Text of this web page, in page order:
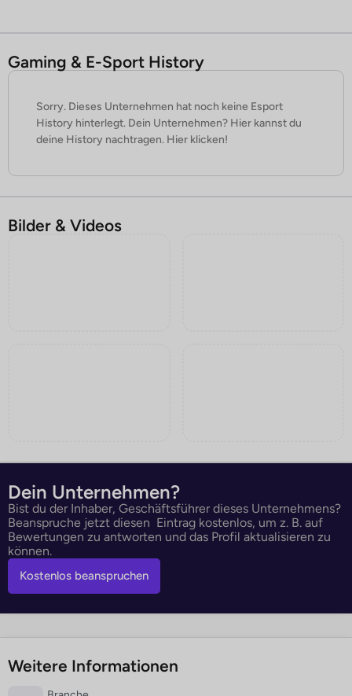
Gaming & E-Sport History
Sorry. Dieses Unternehmen hat noch keine Esport
History hinterlegt. Dein Unternehmen? Hier kannst du
deine History nachtragen. Hier klicken!
Bilder & Videos
Dein Unternehmen?
Bist du der Inhaber, Geschäftsführer dieses Unternehmens?
Beanspruche jetzt diesen Eintrag kostenlos, um z. B. auf
Bewertungen zu antworten und das Profil aktualisieren zu
können.
Kostenlos beanspruchen
Weitere Informationen